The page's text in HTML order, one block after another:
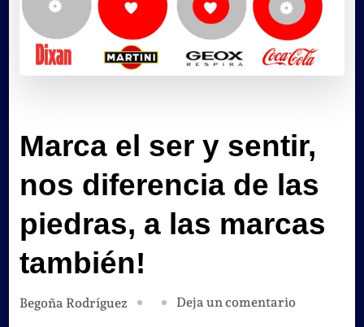
Marca el ser y sentir,
nos diferencia de las
piedras, a las marcas
también!
Begoña Rodríguez Deja un comentarioen